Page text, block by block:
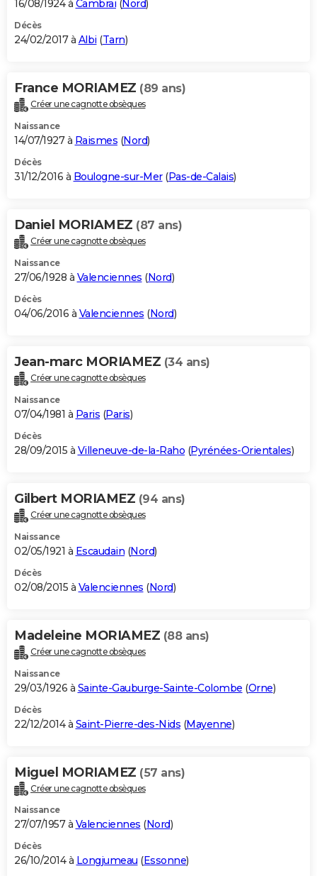
16/08/1924 à Cambrai (Nord)
Décès
24/02/2017 à Albi (Tarn)
France MORIAMEZ (89 ans)
Créer une cagnotte obsèques
Naissance
14/07/1927 à Raismes (Nord)
Décès
31/12/2016 à Boulogne-sur-Mer(Pas-de-Calais)
Daniel MORIAMEZ (87 ans)
Créer une cagnotte obsèques
Naissance
27/06/1928 à Valenciennes (Nord)
Décès
04/06/2016 à Valenciennes (Nord)
Jean-marc MORIAMEZ (34 ans)
Créer une cagnotte obsèques
Naissance
07/04/1981 à Paris (Paris)
Décès
28/09/2015 à Villeneuve-de-la-Raho (Pyrénées-Orientales)
Gilbert MORIAMEZ (94 ans)
Créer une cagnotte obsèques
Naissance
02/05/1921 à Escaudain (Nord)
Décès
02/08/2015 à Valenciennes (Nord)
Madeleine MORIAMEZ (88 ans)
Créer une cagnotte obsèques
Naissance
29/03/1926 à Sainte-Gauburge-Sainte-Colombe (Orne)
Décès
22/12/2014 à Saint-Pierre-des-Nids (Mayenne)
Miguel MORIAMEZ (57 ans)
Créer une cagnotte obsèques
Naissance
27/07/1957 à Valenciennes (Nord)
Décès
26/10/2014 à Longjumeau (Essonne)